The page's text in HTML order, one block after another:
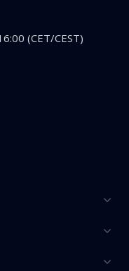
(CET/CEST)